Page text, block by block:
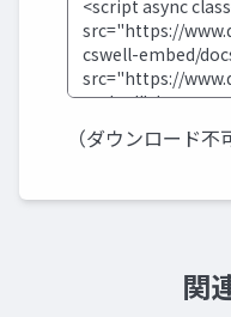
（ダウンロード不
関